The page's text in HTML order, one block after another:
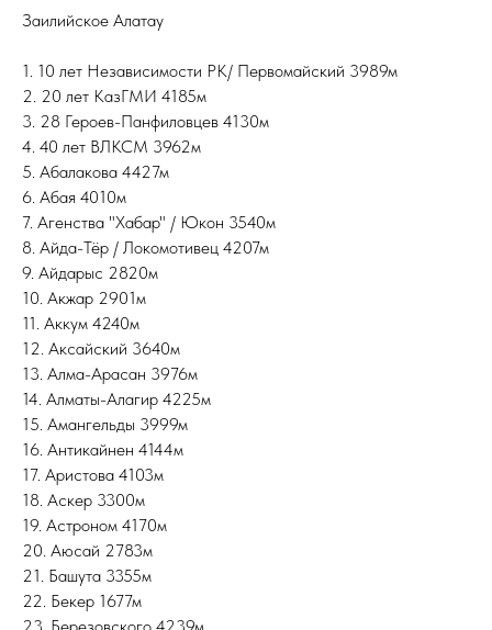
Заилийское Алатау
1. 10 лет Независимости РК/ Первомайский 3989м
2. 20 лет КазГМИ 4185м
3. 28 Героев-Панфиловцев 4130м
4. 40 лет ВЛКСМ 3962м
5. Абалакова 4427м
6. Абая 4010м
7. Агенства "Хабар" / Юкон 3540м
8. Айда-Тёр / Локомотивец 4207м
9. Айдарыс 2820м
10. Акжар 2901м
11. Аккум 4240м
12. Аксайский 3640м
13. Алма-Арасан 3976м
14. Алматы-Алагир 4225м
15. Амангельды 3999м
16. Антикайнен 4144м
17. Аристова 4103м
18. Аскер 3300м
19. Астроном 4170м
20. Аюсай 2783м
21. Башута 3355м
22. Бекер 1677м